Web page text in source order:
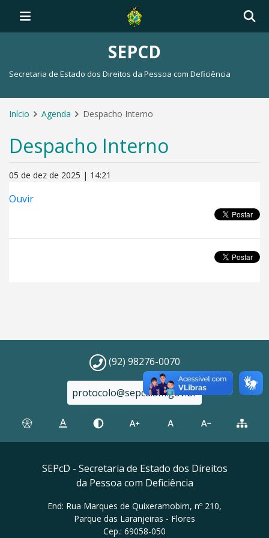
SEPCD
Secretaria de Estado dos Direitos da Pessoa com Deficiência
Início Agenda Despacho Interno
Despacho Interno
05 de dez de 2025 | 14:21
Ouvir
(92) 98276-0070
protocolo@sepcd.am.gov.br
SEPcD - Secretaria de Estado dos Direitos
da Pessoa com Deficiência
End: Rua Marques de Quixeramobim, nº 210,
Parque das Laranjeiras - Flores
Cep.: 69058-050